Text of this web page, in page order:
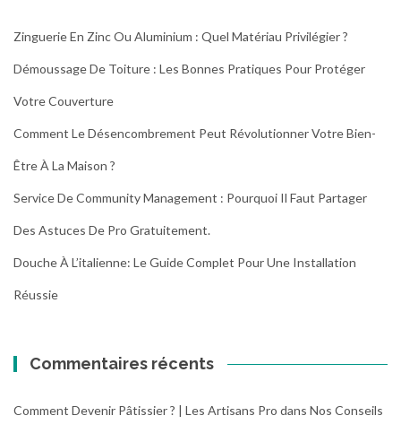
Zinguerie En Zinc Ou Aluminium : Quel Matériau Privilégier ?
Démoussage De Toiture : Les Bonnes Pratiques Pour Protéger
Votre Couverture
Comment Le Désencombrement Peut Révolutionner Votre Bien-
Être À La Maison ?
Service De Community Management : Pourquoi Il Faut Partager
Des Astuces De Pro Gratuitement.
Douche À L’italienne: Le Guide Complet Pour Une Installation
Réussie
Commentaires récents
Comment Devenir Pâtissier ? | Les Artisans Pro dans Nos Conseils